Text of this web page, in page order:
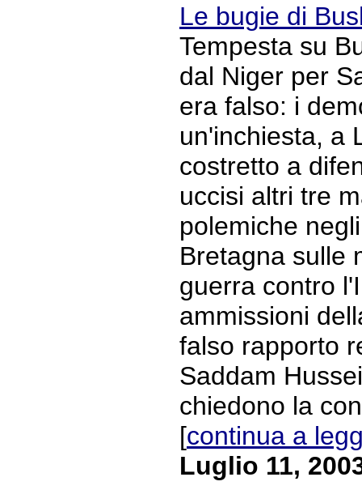
Le bugie di
Tempesta su
dal Niger per
era falso: i
un'inchiesta, a
costretto a
uccisi altri tre
polemiche
Bretagna sulle
guerra contro
ammissioni
falso rapporto
Saddam
chiedono la
[continua a
Luglio 11,